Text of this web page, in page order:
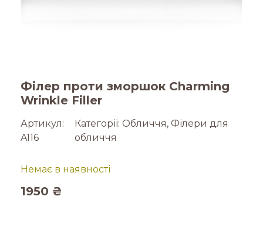
Філер проти зморшок Charming
Wrinkle Filler
1950 ₴
Немає в наявності
Артикул:
A116
Категорії:Обличчя,Філери для
обличчя